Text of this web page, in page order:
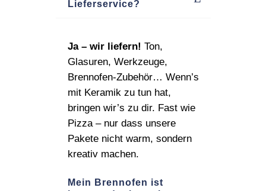
Lieferservice?
Ja – wir liefern! Ton,
Glasuren, Werkzeuge,
Brennofen‑Zubehör… Wenn’s
mit Keramik zu tun hat,
bringen wir’s zu dir. Fast wie
Pizza – nur dass unsere
Pakete nicht warm, sondern
kreativ machen.
Mein Brennofen ist